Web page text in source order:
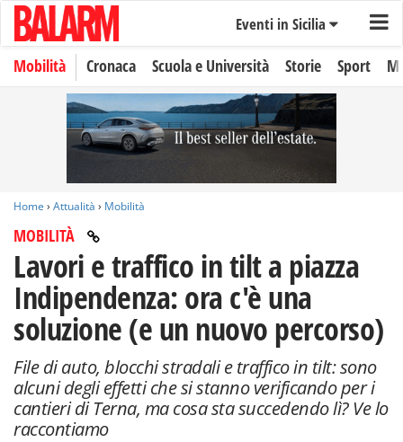
Eventi in Sicilia
Mobilità Cronaca Scuola e Università Storie Sport
Home › Attualità › Mobilità
MOBILITÀ
Lavori e traffico in tilt a piazza
Indipendenza: ora c'è una
soluzione (e un nuovo percorso)
File di auto, blocchi stradali e traffico in tilt: sono
alcuni degli effetti che si stanno verificando per i
cantieri di Terna, ma cosa sta succedendo lì? Ve lo
raccontiamo